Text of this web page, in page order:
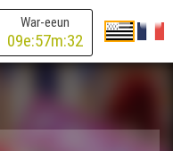
War-eeun
09e:57m:32